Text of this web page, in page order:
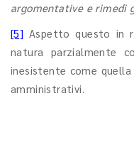
argomentative e rimedi
[5] Aspetto questo in
natura parzialmente
inesistente come
amministrativi.